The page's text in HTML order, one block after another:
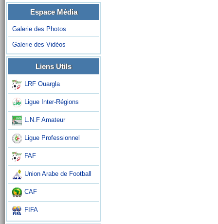
Espace Média
Galerie des Photos
Galerie des Vidéos
Liens Utils
LRF Ouargla
Ligue Inter-Régions
L.N.F Amateur
Ligue Professionnel
FAF
Union Arabe de Football
CAF
FIFA